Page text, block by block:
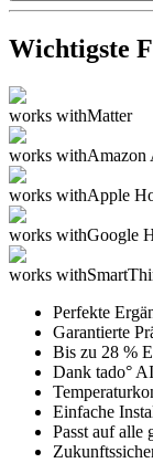
Wichtigste
works withMatter
works withAmazon
works withApple
works withGoogle
works with
Perfekte
Garantierte
Bis zu 28 %
Dank tado°
Einfache
Passt auf alle